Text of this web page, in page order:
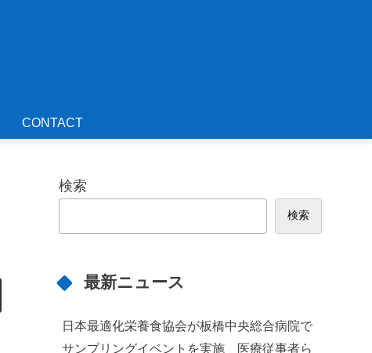
CONTACT
検索
検索
最新ニュース
日本最適化栄養食協会が板橋中央総合病院で
サンプリングイベントを実施 医療従事者ら